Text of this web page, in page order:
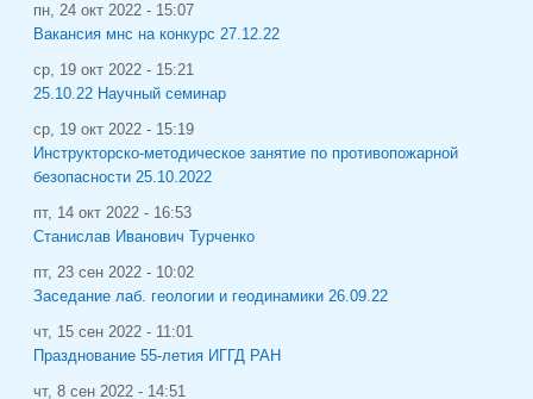
пн, 24 окт 2022 - 15:07
Вакансия мнс на конкурс 27.12.22
ср, 19 окт 2022 - 15:21
25.10.22 Научный семинар
ср, 19 окт 2022 - 15:19
Инструкторско-методическое занятие по противопожарной
безопасности 25.10.2022
пт, 14 окт 2022 - 16:53
Станислав Иванович Турченко
пт, 23 сен 2022 - 10:02
Заседание лаб. геологии и геодинамики 26.09.22
чт, 15 сен 2022 - 11:01
Празднование 55-летия ИГГД РАН
чт, 8 сен 2022 - 14:51